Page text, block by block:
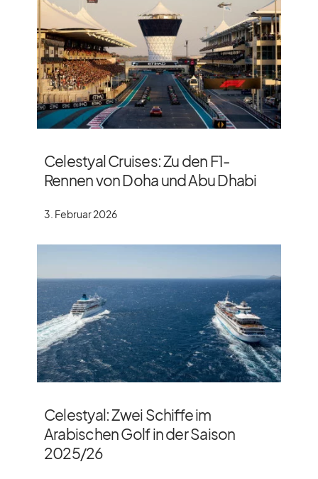
Celestyal Cruises: Zu den F1-
Rennen von Doha und Abu Dhabi
3. Februar 2026
Celestyal: Zwei Schiffe im
Arabischen Golf in der Saison
2025/​26